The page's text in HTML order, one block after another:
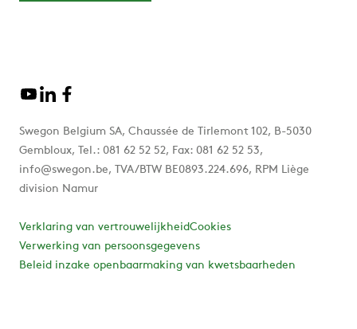
Swegon Belgium SA, Chaussée de Tirlemont 102, B-5030
Gembloux, Tel.: 081 62 52 52, Fax: 081 62 52 53,
info@swegon.be, TVA/BTW BE0893.224.696, RPM Liège
division Namur
Verklaring van vertrouwelijkheidCookies
Verwerking van persoonsgegevens
Beleid inzake openbaarmaking van kwetsbaarheden